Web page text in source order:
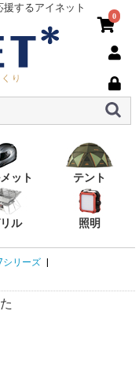
するアイネット
0
ット テント
ル 照明
シリーズ